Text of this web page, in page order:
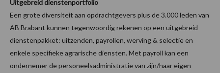
Uitgebreid dienstenportfolio
Een grote diversiteit aan opdrachtgevers plus de 3.000 leden van
AB Brabant kunnen tegenwoordig rekenen op een uitgebreid
dienstenpakket: uitzenden, payrollen, werving & selectie en
enkele specifieke agrarische diensten. Met payroll kan een
ondernemer de personeelsadministratie van zijn/haar eigen